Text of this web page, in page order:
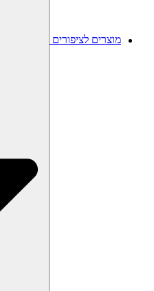
מוצרים לציפורים